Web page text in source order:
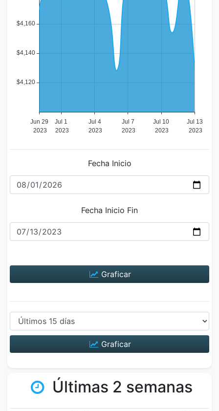
Fecha Inicio
Fecha Inicio Fin
Graficar
Graficar
Últimas 2 semanas